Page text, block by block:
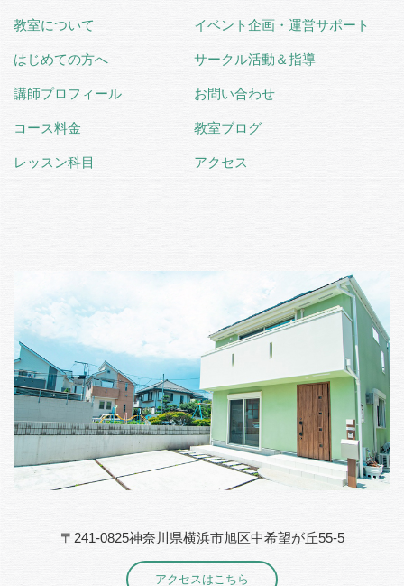
教室について
はじめての方へ
講師プロフィール
コース料金
レッスン科目
イベント企画・運営サポート
サークル活動＆指導
お問い合わせ
教室ブログ
アクセス
〒241-0825神奈川県横浜市旭区中希望が丘55-5
アクセスはこちら